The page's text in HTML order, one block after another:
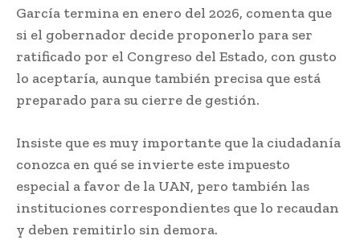
García termina en enero del 2026, comenta que
si el gobernador decide proponerlo para ser
ratificado por el Congreso del Estado, con gusto
lo aceptaría, aunque también precisa que está
preparado para su cierre de gestión.
Insiste que es muy importante que la ciudadanía
conozca en qué se invierte este impuesto
especial a favor de la UAN, pero también las
instituciones correspondientes que lo recaudan
y deben remitirlo sin demora.